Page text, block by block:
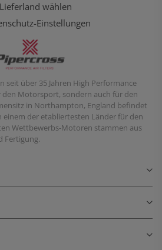
Lieferland wählen
Einstellungen
seit über 35 Jahren High Performance
Motorsport, sondern auch für den
in Northampton, England befindet
einem der etabliertesten Länder für den
Wettbewerbs-Motoren stammen aus
Fertigung.